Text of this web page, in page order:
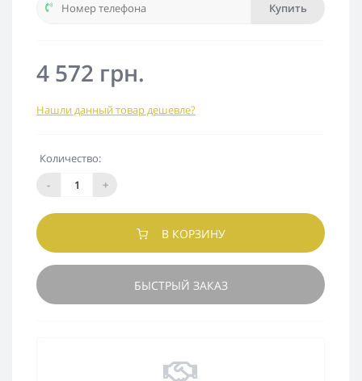
Купить
4 572 грн.
Нашли данный товар дешевле?
Количество:
-
+
В КОРЗИНУ
БЫСТРЫЙ ЗАКАЗ